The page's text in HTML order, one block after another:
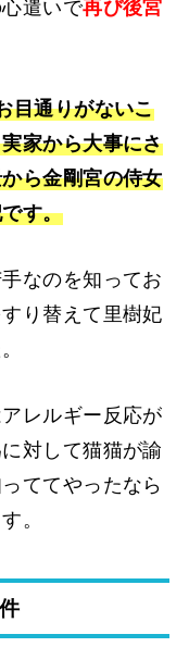
遣いで再び後宮
目通りがないこ
家から大事にさ
ら金剛宮の侍女
す。
なのを知ってお
り替えて里樹妃
レルギー反応が
対して猫猫が諭
ててやったなら
。